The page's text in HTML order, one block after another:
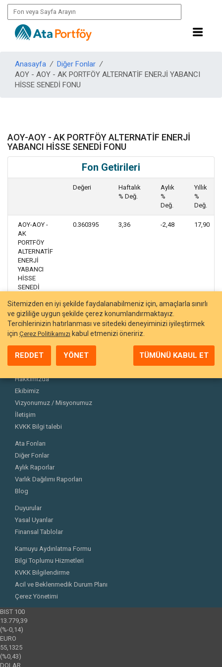
Anasayfa / Diğer Fonlar /
AOY - AOY - AK PORTFÖY ALTERNATİF ENERJİ YABANCI
HİSSE SENEDİ FONU
AOY-AOY - AK PORTFÖY ALTERNATİF ENERJİ
YABANCI HİSSE SENEDİ FONU
Fon Getirileri
Değeri
Haftalık
% Değ.
Aylık
%
Değ.
Yıllık
%
Değ.
AOY-AOY -
AK
PORTFÖY
ALTERNATİF
ENERJİ
YABANCI
HİSSE
SENEDİ
0.360395 3,36 -2,48 17,90
Hakkımızda
Ekibimiz
Vizyonumuz / Misyonumuz
İletişim
KVKK Bilgi talebi
Ata Fonları
Diğer Fonlar
Aylık Raporlar
Varlık Dağılımı Raporları
Blog
Duyurular
Yasal Uyarılar
Finansal Tablolar
Kamuyu Aydınlatma Formu
Bilgi Toplumu Hizmetleri
KVKK Bilgilendirme
Acil ve Beklenmedik Durum Planı
Çerez Yönetimi
BIST 100
13.779,39
(%-0,14)
EURO
55,1325
(%0,43)
DOLAR
Sitemizden en iyi şekilde faydalanabilmeniz için, amaçlarla sınırlı
ve gizliliğe uygun şekilde çerez konumlandırmaktayız.
Tercihlerinizin hatırlanması ve sitedeki deneyiminizi iyileştirmek
için Çerez Politikamızı kabul etmenizi öneririz.
REDDET YÖNET TÜMÜNÜ KABUL ET